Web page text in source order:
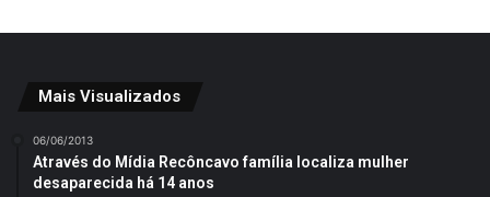
Mais Visualizados
06/06/2013
Através do Mídia Recôncavo família localiza mulher
desaparecida há 14 anos